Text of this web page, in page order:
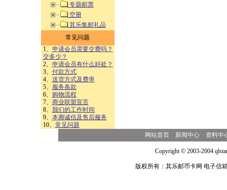
专题邮票
空册
其乐集邮礼品
常见问题
1、 申请会员需要交费吗？
交多少？
2、 申请会员有什么好处？
3、 付款方式
4、 送货方式及费率
5、
服务条款
6、
购物流程
7、 商业联盟宣言
8、 我们的工作时间
9、 本廊诚信及售后服务
10、 常见问题
网站首页 新闻中心 资料中
Copyright © 2003-2004
版权所有：其乐邮币卡网 电子信